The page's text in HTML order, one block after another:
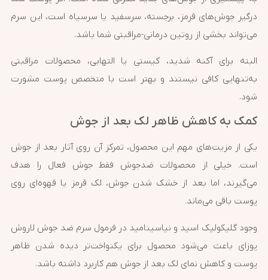
درگیر جوش‌های قرمز، برجسته، سرسفید یا سرسیاه است، این سرم
می‌تواند بخشی از روتین درمانی-مراقبتی شما باشد.
البته برای آکنه شدید، کیستی یا التهابی، محصولات مراقبتی
به‌تنهایی کافی نیستند و بهتر است با متخصص پوست مشورت
شود.
کمک به کاهش ظاهر لک بعد از جوش
یکی از مزیت‌های مهم این محصول، تمرکز آن روی آثار بعد از جوش
است. خیلی از محصولات ضدجوش فقط جوش فعال را هدف
می‌گیرند، اما بعد از خشک شدن جوش، لک قرمز یا قهوه‌ای روی
پوست باقی می‌ماند.
وجود گلیکولیک اسید و نیاسینامید در فرمول سرم ضد جوش لاروش
پوزای باعث می‌شود محصول برای یکنواخت‌تر دیده شدن ظاهر
پوست و کاهش نمای لک بعد از جوش هم کاربرد داشته باشد.